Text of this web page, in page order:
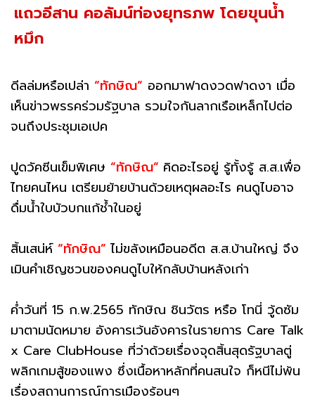
แถวอีสาน คอลัมน์ท่องยุทธภพ โดยขุนน้ำ
หมึก
ดีลล่มหรือเปล่า “ทักษิณ” ออกมาฟาดงวดฟาดงา เมื่อ
เห็นข่าวพรรคร่วมรัฐบาล รวมใจกันลากเรือเหล็กไปต่อ
จนถึงประชุมเอเปค
ปูดวัคซีนเข็มพิเศษ “ทักษิณ” คิดอะไรอยู่ รู้ทั้งรู้ ส.ส.เพื่อ
ไทยคนไหน เตรียมย้ายบ้านด้วยเหตุผลอะไร คนดูไบอาจ
ดื่มน้ำใบบัวบกแก้ช้ำในอยู่
สิ้นเสน่ห์ “ทักษิณ” ไม่ขลังเหมือนอดีต ส.ส.บ้านใหญ่ จึง
เมินคำเชิญชวนของคนดูไบให้กลับบ้านหลังเก่า
ค่ำวันที่ 15 ก.พ.2565 ทักษิณ ชินวัตร หรือ โทนี่ วู้ดซัม
มาตามนัดหมาย อังคารเว้นอังคารในรายการ Care Talk
x Care ClubHouse ที่ว่าด้วยเรื่องจุดสิ้นสุดรัฐบาลตู่
พลิกเกมสู้ของแพง ซึ่งเนื้อหาหลักที่คนสนใจ ก็หนีไม่พ้น
เรื่องสถานการณ์การเมืองร้อนๆ